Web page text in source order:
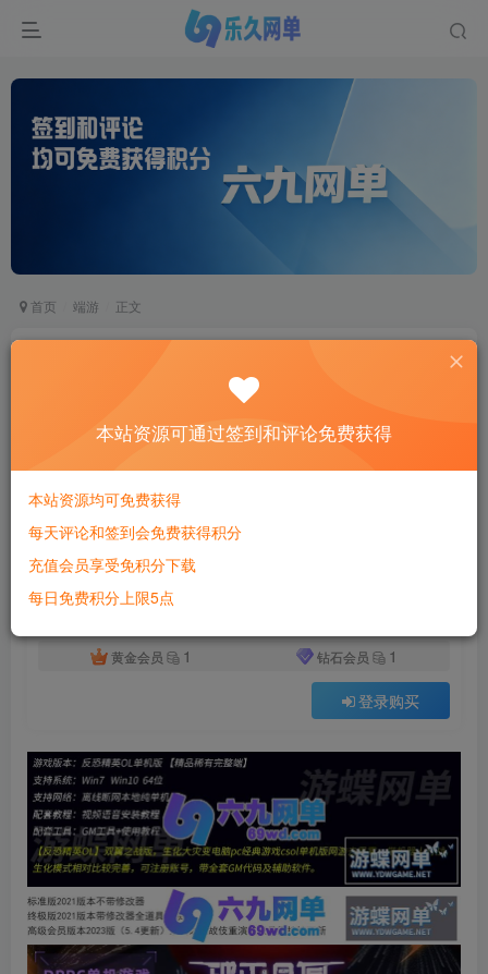
首页 端游 正文
反恐精英ol单机版生化大灾变双翼之战csol单机版
六九网单
2个月前更新
关注
3 4315 1100
此内容为付费资源，请付费后查看
黄金会员
1 钻石会员 1
登录购买
付费资源
本站资源可通过签到和评论免费获得
本站资源均可免费获得
每天评论和签到会免费获得积分
充值会员享受免积分下载
每日免费积分上限5点